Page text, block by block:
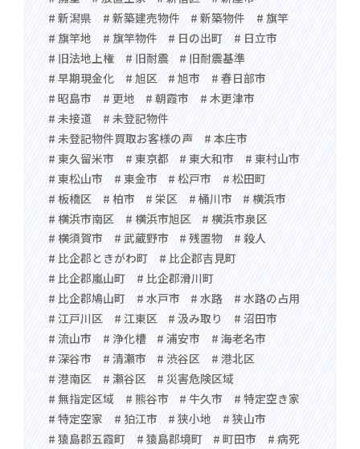
# 新潟県
# 新築建売物件 # 新築物件
# 旗竿
# 旗竿地
# 旗竿物件 # 日の出町
# 日立市
# 旧法地上権
# 旧耐震
# 旧耐震基準
# 早期現金化
# 旭区 # 旭市
# 春日部市
# 昭島市
# 更地 # 朝霞市
# 木更津市
# 未接道
# 未登記物件
# 未登記物件買取お客様の声
# 本庄市
# 東久留米市
# 東京都 # 東大和市
# 東村山市
# 東松山市
# 東金市 # 松戸市
# 松田町
# 板橋区
# 柏市 # 栄区 # 桶川市
# 横浜市
# 横浜市南区
# 横浜市旭区
# 横浜市泉区
# 横須賀市
# 武蔵野市 # 残置物
# 殺人
# 比企郡ときがわ町
# 比企郡吉見町
# 比企郡嵐山町
# 比企郡滑川町
# 比企郡鳩山町
# 水戸市 # 水路
# 水路の占用
# 江戸川区
# 江東区 # 汲み取り
# 沼田市
# 流山市
# 浄化槽 # 浦安市
# 海老名市
# 深谷市
# 清瀬市 # 渋谷区
# 港北区
# 港南区
# 瀬谷区
# 災害危険区域
# 無指定区域
# 熊谷市 # 牛久市
# 特定空き家
# 特定空家
# 狛江市 # 狭小地
# 狭山市
# 猿島郡五霞町
# 猿島郡境町 # 町田市
# 病死